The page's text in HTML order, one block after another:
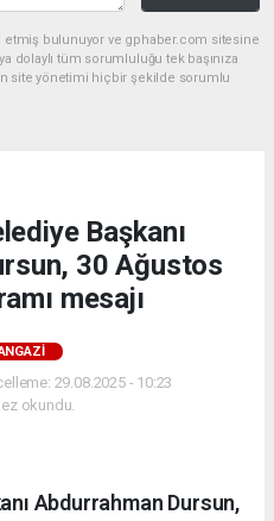
etmiş bulunuyor ve gphaber.com sitesine
dolaylı tüm sorumluluğu tek başınıza
site yönetimi hiçbir şekilde sorumlu
Başkanı
30 Ağustos
mesajı
29.08.2025 - 10:23
okundu.
Abdurrahman Dursun,